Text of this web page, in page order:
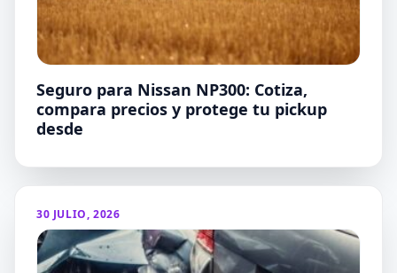
Seguro para Nissan NP300: Cotiza,
compara precios y protege tu pickup
desde
30 JULIO, 2026